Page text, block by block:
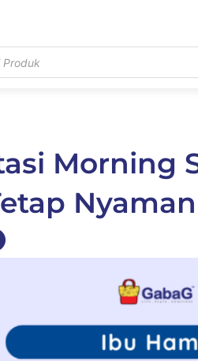
Morning
Nyaman